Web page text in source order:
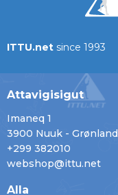
ITTU.net since 1993
Attavigisigut
Imaneq 1
3900 Nuuk - Grønland
+299 382010
webshop@ittu.net
Alla